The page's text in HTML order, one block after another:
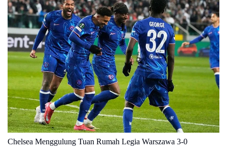
Chelsea Menggulung Tuan Rumah Legia Warszawa 3-0